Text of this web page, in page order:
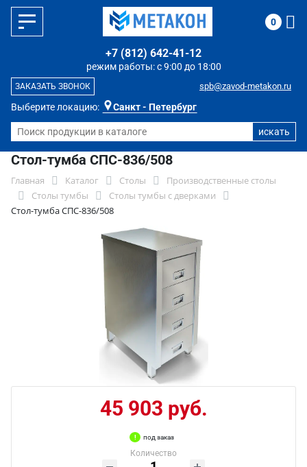
Выберите локацию: Санкт - Петербург
режим работы: с 9:00 до 18:00
+7 (812) 642-41-12
spb@zavod-metakon.ru
ЗАКАЗАТЬ ЗВОНОК
0
Стол-тумба СПС-836/508
Главная Каталог Столы
Производственные столы
Столы тумбы
Столы тумбы с дверками
Стол-тумба СПС-836/508
45 903 руб.
под заказ
Количество